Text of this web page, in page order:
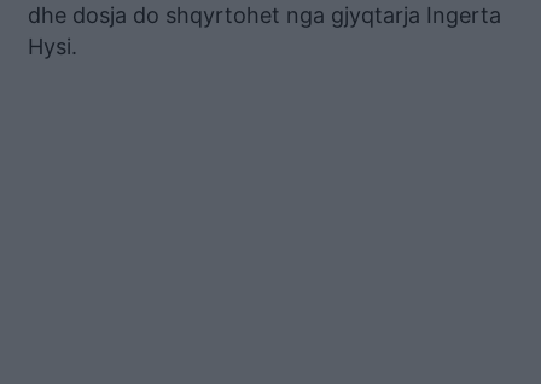
dhe dosja do shqyrtohet nga gjyqtarja Ingerta
Hysi.